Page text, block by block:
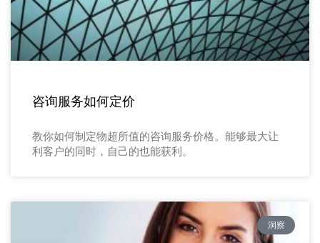
咨询服务如何定价
教你如何制定物超所值的咨询服务价格。能够最大让
利客户的同时，自己的也能获利。
洞察